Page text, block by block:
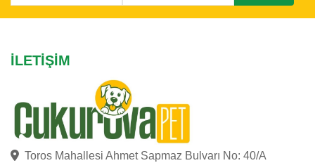
İLETIŞIM
Toros Mahallesi Ahmet Sapmaz Bulvarı No: 40/A